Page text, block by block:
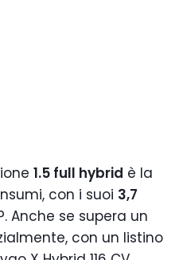
1.5 full hybrid è la
con i suoi 3,7
Anche se supera un
con un listino